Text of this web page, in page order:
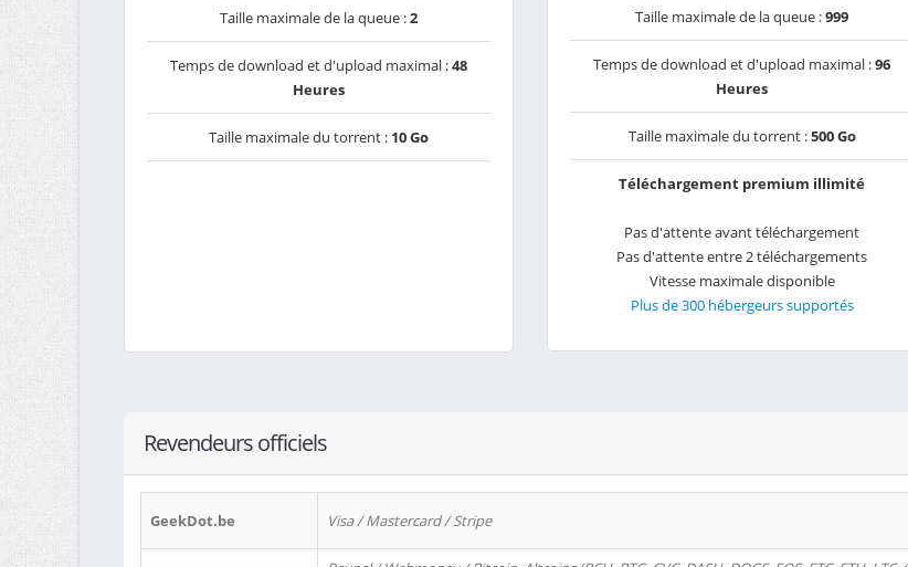
Taille maximale de la queue :2
Temps de download et d'upload maximal :48
Heures
Taille maximale du torrent : 10 Go
Taille maximale de la queue :999
Temps de download et d'upload maximal :96
Heures
Taille maximale du torrent :500 Go
Téléchargement premium illimité
Pas d'attente avant téléchargement
Pas d'attente entre 2 téléchargements
Vitesse maximale disponible
Plus de 300 hébergeurs supportés
Revendeurs officiels
GeekDot.be Visa / Mastercard / Stripe